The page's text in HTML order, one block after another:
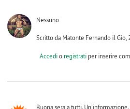
Nessuno
Scritto da Matonte Fernando il Gio,
Accedio registratiper inserire
Buona sera a tutti.